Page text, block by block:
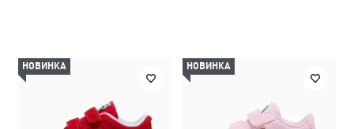
НОВИНКА НОВИНКА